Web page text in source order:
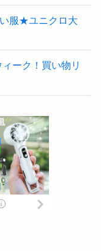
服★ユニクロ大
ーク！買い物リ